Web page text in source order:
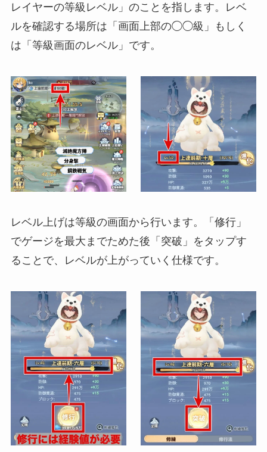
レイヤーの等級レベル」のことを指します。レベ
ルを確認する場所は「画面上部の◯◯級」もしく
は「等級画面のレベル」です。
レベル上げは等級の画面から行います。「修行」
でゲージを最大までためた後「突破」をタップす
ることで、レベルが上がっていく仕様です。